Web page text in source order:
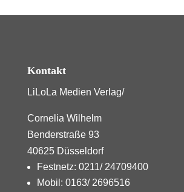
Kontakt
LiLoLa Medien Verlag/
Cornelia Wilhelm
Benderstraße 93
40625 Düsseldorf
Festnetz: 0211/ 24709400
Mobil: 0163/ 2696516